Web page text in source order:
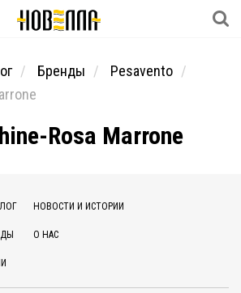
Бренды
Pesavento
Rosa Marrone
НОВОСТИ И ИСТОРИИ
О НАС